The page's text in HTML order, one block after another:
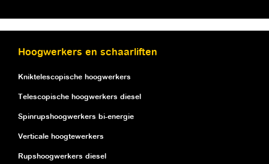
Hoogwerkers en schaarliften
Kniktelescopische hoogwerkers
Telescopische hoogwerkers diesel
Spinrupshoogwerkers bi-energie
Verticale hoogtewerkers
Rupshoogwerkers diesel